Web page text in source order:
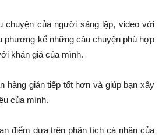
chuyện của người sáng lập, video với
phương kể những câu chuyện phù hợp
khán giả của mình.
hàng gián tiếp tốt hơn và giúp bạn xây
của mình.
điểm dựa trên phân tích cá nhân của